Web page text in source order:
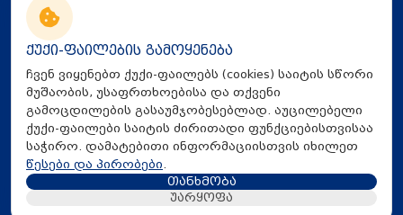
თბილისი, აკაკი წერეთლის
გამზირი 126
info@mira.ge
032 235 60 01
All Rights Reserved © 2025 Mira.ge
ქუქი-ფაილების გამოყენება
ჩვენ ვიყენებთ ქუქი-ფაილებს (cookies) საიტის სწორი
მუშაობის, უსაფრთხოებისა და თქვენი
გამოცდილების გასაუმჯობესებლად. აუცილებელი
ქუქი-ფაილები საიტის ძირითადი ფუნქციებისთვისაა
საჭირო. დამატებითი ინფორმაციისთვის იხილეთ
წესები და პირობები.
უარყოფა
თანხმობა